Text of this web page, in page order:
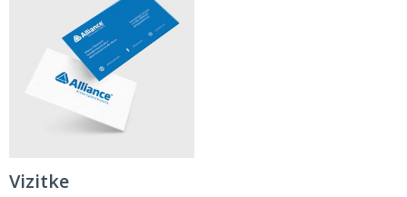
Vizitke